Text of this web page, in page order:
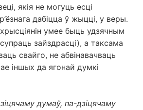
якія не могуць есці
дабіцца ў жыцці, у веры.
умее быць удзячным
зайздрасці), а таксама
свайго, не абвінавачваць
іншых да ягонай думкі
думаў, па-дзіцячаму